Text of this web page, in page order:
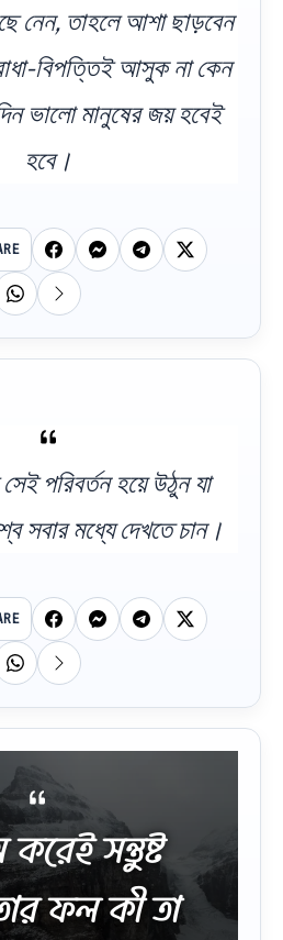
নেন, তাহলে আশা ছাড়বেন
বিপত্তিই আসুক না কেন
ভালো মানুষের জয় হবেই
হবে।
পরিবর্তন হয়ে উঠুন যা
সবার মধ্যে দেখতে চান।
করেই সন্তুষ্ট
ফল কী তা